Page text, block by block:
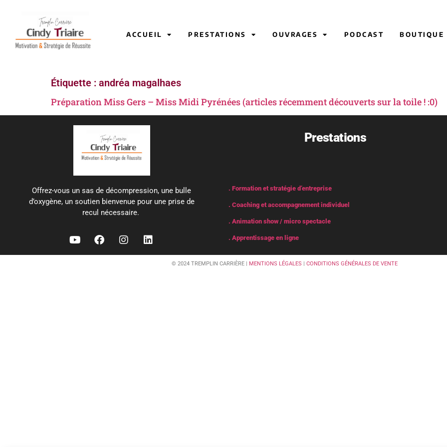
ACCUEIL PRESTATIONS OUVRAGES PODCAST BOUTIQUE
Étiquette : andréa magalhaes
Préparation Miss Gers – Miss Midi Pyrénées (articles récemment découverts sur la toile ! :0)
Offrez-vous un sas de décompression, une bulle
d’oxygène, un soutien bienvenue pour une prise de
recul nécessaire.
Prestations
. Formation et stratégie d’entreprise
. Coaching et accompagnement individuel
. Animation show / micro spectacle
. Apprentissage en ligne
© 2024 TREMPLIN CARRIÈRE | MENTIONS LÉGALES CONDITIONS GÉNÉRALES DE VENTE